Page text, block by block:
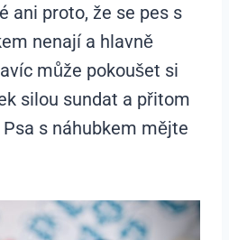
ani proto, že se pes s
nenají a hlavně
může pokoušet si
silou sundat a přitom
s náhubkem mějte